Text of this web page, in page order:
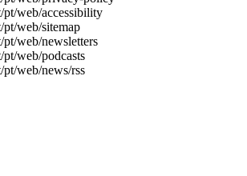
web/accessibility
web/sitemap
web/newsletters
web/podcasts
web/news/rss